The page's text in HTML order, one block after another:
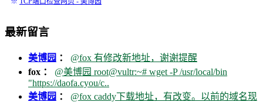
最新留言
美博园 ： @fox 有修改新地址，谢谢提醒
fox ： @美博园 root@vultr:~# wget -P /usr/local/bin
"https://daofa.cyou/c..
美博园 ： @fox caddy下载地址，有改变。以前的域名现